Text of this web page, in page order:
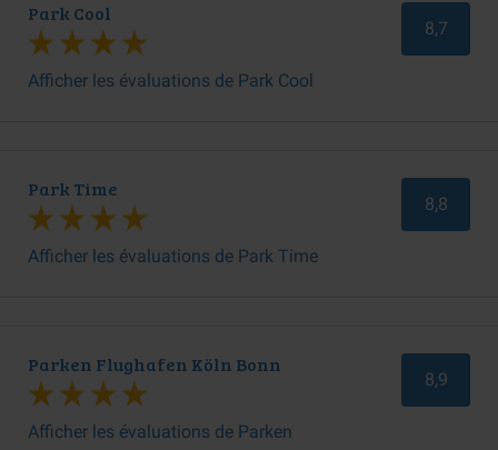
Park Cool
Afficher les évaluations de Park Cool
8,7
Park Time
Afficher les évaluations de Park Time
8,8
Parken Flughafen Köln Bonn
Afficher les évaluations de Parken
8,9